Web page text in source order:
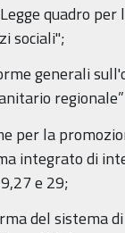
quadro
sociali";
generali
per la
integrato di
e 29;
del sistema